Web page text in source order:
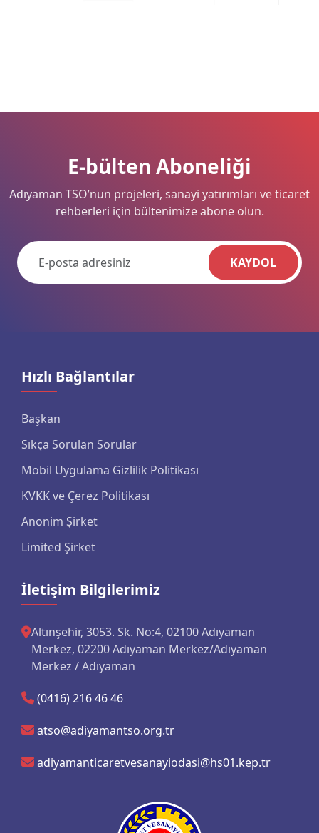
E-bülten Aboneliği
Adıyaman TSO’nun projeleri, sanayi yatırımları ve ticaret
rehberleri için bültenimize abone olun.
KAYDOL
Hızlı Bağlantılar
Başkan
Sıkça Sorulan Sorular
Mobil Uygulama Gizlilik Politikası
KVKK ve Çerez Politikası
Anonim Şirket
Limited Şirket
İletişim Bilgilerimiz
Altınşehir, 3053. Sk. No:4, 02100 Adıyaman
Merkez, 02200 Adıyaman Merkez/Adıyaman
Merkez / Adıyaman
(0416) 216 46 46
atso@adiyamantso.org.tr
adiyamanticaretvesanayiodasi@hs01.kep.tr